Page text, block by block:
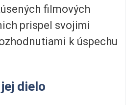
filmových
prispel svojimi
k úspechu
dielo